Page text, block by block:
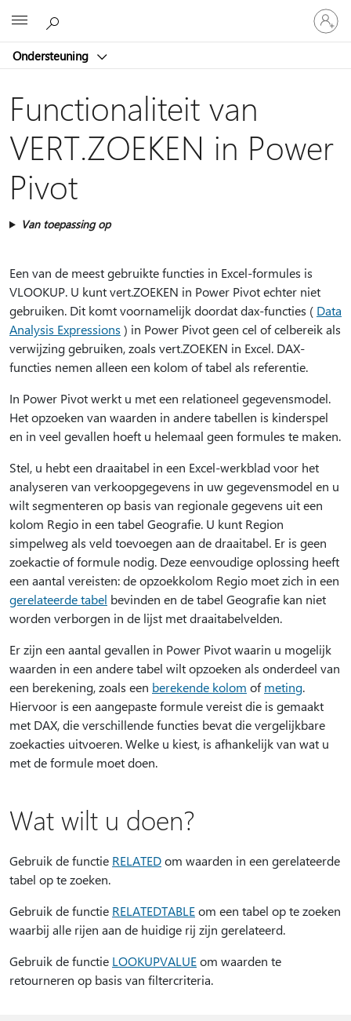
Ondersteuning
Meld
je
aan
je
Functionaliteit van
VERT.ZOEKEN in Power
Pivot
Van toepassing op
Een van de meest gebruikte functies in Excel-formules is
VLOOKUP. U kunt vert.ZOEKEN in Power Pivot echter niet
gebruiken. Dit komt voornamelijk doordat dax-functies ( Data
Analysis Expressions ) in Power Pivot geen cel of celbereik als
verwijzing gebruiken, zoals vert.ZOEKEN in Excel. DAX-
functies nemen alleen een kolom of tabel als referentie.
In Power Pivot werkt u met een relationeel gegevensmodel.
Het opzoeken van waarden in andere tabellen is kinderspel
en in veel gevallen hoeft u helemaal geen formules te maken.
Stel, u hebt een draaitabel in een Excel-werkblad voor het
analyseren van verkoopgegevens in uw gegevensmodel en u
wilt segmenteren op basis van regionale gegevens uit een
kolom Regio in een tabel Geografie. U kunt Region
simpelweg als veld toevoegen aan de draaitabel. Er is geen
zoekactie of formule nodig. Deze eenvoudige oplossing heeft
een aantal vereisten: de opzoekkolom Regio moet zich in een
gerelateerde tabel bevinden en de tabel Geografie kan niet
worden verborgen in de lijst met draaitabelvelden.
Er zijn een aantal gevallen in Power Pivot waarin u mogelijk
waarden in een andere tabel wilt opzoeken als onderdeel van
een berekening, zoals een berekende kolom ofmeting.
Hiervoor is een aangepaste formule vereist die is gemaakt
met DAX, die verschillende functies bevat die vergelijkbare
zoekacties uitvoeren. Welke u kiest, is afhankelijk van wat u
met de formule moet doen.
Wat wilt u doen?
Gebruik de functie RELATEDom waarden in een gerelateerde
tabel op te zoeken.
Gebruik de functie RELATEDTABLEom een tabel op te zoeken
waarbij alle rijen aan de huidige rij zijn gerelateerd.
Gebruik de functie LOOKUPVALUEom waarden te
retourneren op basis van filtercriteria.